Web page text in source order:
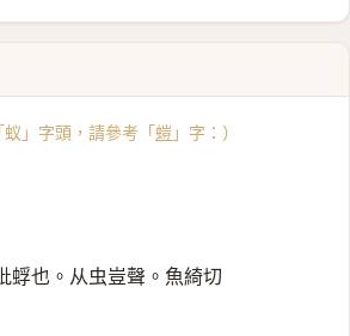
蚁」字頭，請參考「螘 」字：）
蜉也。从虫豈聲。魚綺切